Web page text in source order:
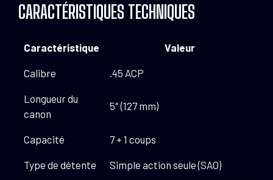
CARACTÉRISTIQUES TECHNIQUES
Caractéristique Valeur
Calibre .45 ACP
Longueur du
canon
5″ (127 mm)
Capacité 7 + 1 coups
Type de détente Simple action seule (SAO)